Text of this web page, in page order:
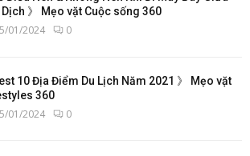
》 Mẹo vặt Cuộc sống 360
01/2024 0
10 Địa Điểm Du Lịch Năm 2021 》 Mẹo vặt
360
01/2024 0